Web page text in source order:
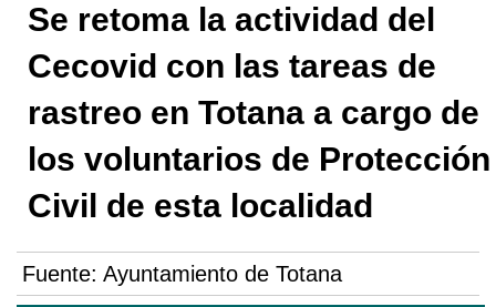
Se retoma la actividad del
Cecovid con las tareas de
rastreo en Totana a cargo de
los voluntarios de Protección
Civil de esta localidad
Fuente: Ayuntamiento de Totana